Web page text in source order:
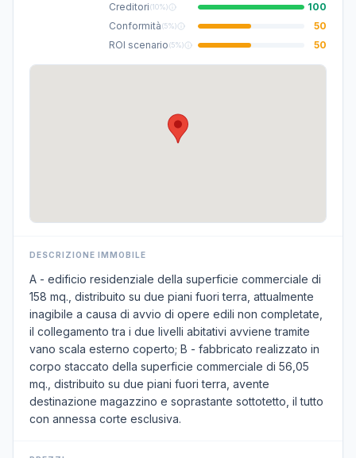
Creditori(10%)
100
Conformità(5%)
50
ROI scenario(5%) 50
DESCRIZIONE IMMOBILE
A - edificio residenziale della superficie commerciale di
158 mq., distribuito su due piani fuori terra, attualmente
inagibile a causa di avvio di opere edili non completate,
il collegamento tra i due livelli abitativi avviene tramite
vano scala esterno coperto; B - fabbricato realizzato in
corpo staccato della superficie commerciale di 56,05
mq., distribuito su due piani fuori terra, avente
destinazione magazzino e soprastante sottotetto, il tutto
con annessa corte esclusiva.